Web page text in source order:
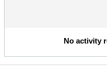
No activity